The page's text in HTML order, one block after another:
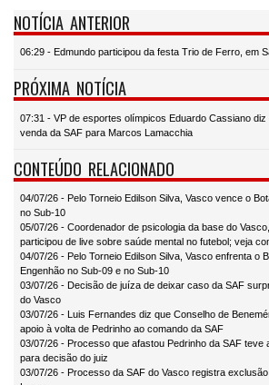
NOTÍCIA ANTERIOR
06:29 - Edmundo participou da festa Trio de Ferro, em
PRÓXIMA NOTÍCIA
07:31 - VP de esportes olímpicos Eduardo Cassiano
venda da SAF para Marcos Lamacchia
CONTEÚDO RELACIONADO
04/07/26 - Pelo Torneio Edilson Silva, Vasco vence o
no Sub-10
05/07/26 - Coordenador de psicologia da base do
participou de live sobre saúde mental no futebol; veja
04/07/26 - Pelo Torneio Edilson Silva, Vasco enfrenta o
Engenhão no Sub-09 e no Sub-10
03/07/26 - Decisão de juíza de deixar caso da SAF
do Vasco
03/07/26 - Luis Fernandes diz que Conselho de
apoio à volta de Pedrinho ao comando da SAF
03/07/26 - Processo que afastou Pedrinho da SAF teve
para decisão do juiz
03/07/26 - Processo da SAF do Vasco registra